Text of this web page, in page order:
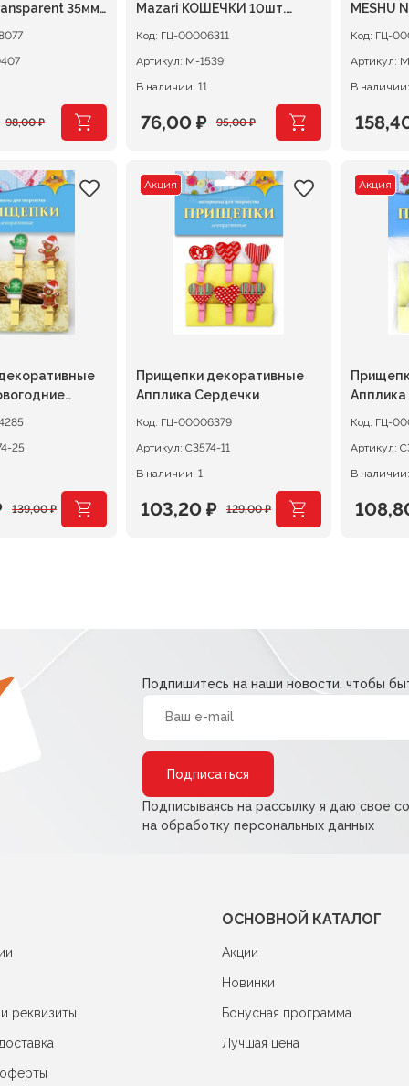
35мм
98,00₽
Mazari КОШЕЧКИ 10шт.
Код: ГЦ-00006311
Артикул: М-1539
В наличии: 11
95,00₽
Первоначальная
составляла
95,00 ₽.
76,00 ₽
Текущая
76,00 ₽.
MESHU
Код: ГЦ-
Артикул:
В
25
139,00₽
Акция
Прищепки декоративные
Апплика Сердечки
Код: ГЦ-00006379
Артикул: С3574-11
В наличии: 1
129,00₽
Первоначальная
103,20 ₽
Текущая
Акция
Апплика
Код: ГЦ-
Артикул:
В
Подпишитесь на наши новости, чтобы
Подписываясь на рассылку я даю свое
на обработку персональных данных
реквизиты
ОСНОВНОЙ КАТАЛОГ
Акции
Новинки
Бонусная программа
Лучшая цена